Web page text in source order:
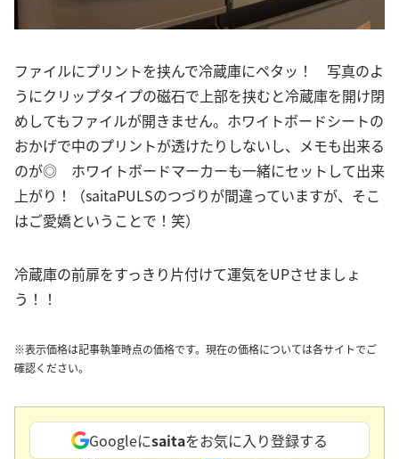
ファイルにプリントを挟んで冷蔵庫にペタッ！ 写真のよ
うにクリップタイプの磁石で上部を挟むと冷蔵庫を開け閉
めしてもファイルが開きません。ホワイトボードシートの
おかげで中のプリントが透けたりしないし、メモも出来る
のが◎ ホワイトボードマーカーも一緒にセットして出来
上がり！（saitaPULSのつづりが間違っていますが、そこ
はご愛嬌ということで！笑）
冷蔵庫の前扉をすっきり片付けて運気をUPさせましょ
う！！
※表示価格は記事執筆時点の価格です。現在の価格については各サイトでご
確認ください。
Googleにsaitaをお気に入り登録する